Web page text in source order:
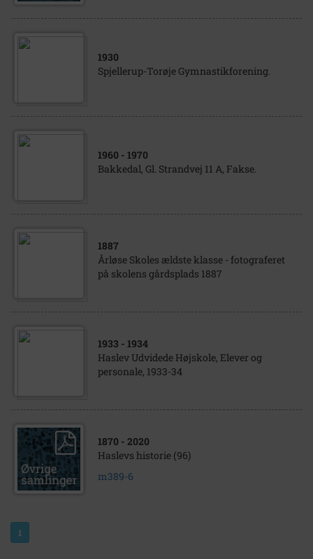
1930
Spjellerup-Torøje Gymnastikforening.
1960 - 1970
Bakkedal, Gl. Strandvej 11 A, Fakse.
1887
Årløse Skoles ældste klasse - fotograferet
på skolens gårdsplads 1887
1933 - 1934
Haslev Udvidede Højskole, Elever og
personale, 1933-34
1870 - 2020
Haslevs historie (96)
m389-6
1